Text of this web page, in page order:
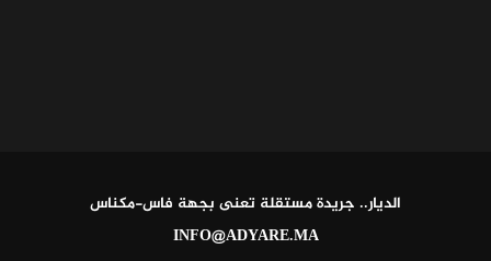
الديار.. جريدة مستقلة تعنى بجهة فاس-مكناس
INFO@ADYARE.MA